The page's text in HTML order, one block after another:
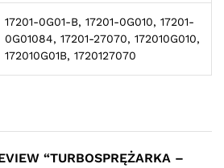
17201-0G01-B, 17201-0G010, 17201-
0G01084, 17201-27070, 172010G010,
172010G01B, 1720127070
“TURBOSPRĘŻARKA –